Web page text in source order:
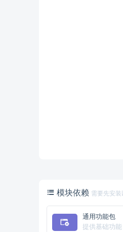
模块依赖 需要先安
通用功能包
提供基础功能